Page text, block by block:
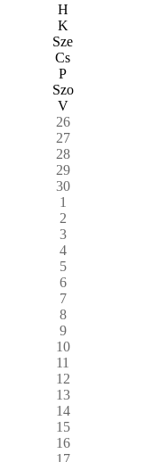
H
K
Sze
Cs
P
Szo
V
26
27
28
29
30
1
2
3
4
5
6
7
8
9
10
11
12
13
14
15
16
17